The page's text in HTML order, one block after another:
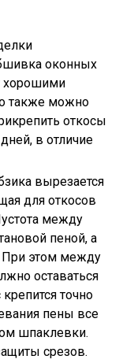
оконных
хорошими
также можно
откосы
в отличие
вырезается
для откосов
между
пеной, а
При этом между
оставаться
точно
пены все
шпаклевки.
срезов.